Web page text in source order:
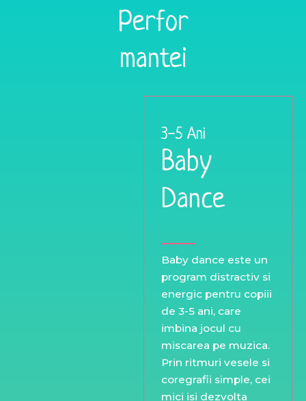
Perfor
mantei
3-5 Ani
Baby
Dance
Baby dance este un
program distractiv si
energic pentru copiii
de3-5 ani, care
imbina jocul cu
miscarea pe muzica.
Prin ritmurivesele si
coregrafii simple, cei
mici isi dezvolta